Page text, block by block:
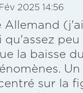
2025 14:56
Allemand
qu'assez
la baisse
sur la